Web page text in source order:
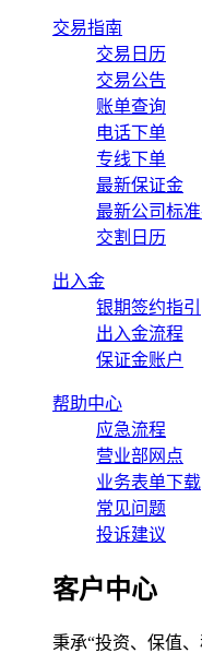
交易指南
交易日历
交易公告
账单查询
电话下单
专线下单
最新保证金
最新公司标
交割日历
出入金
银期签约指引
出入金流程
保证金账户
帮助中心
应急流程
营业部网点
业务表单下载
常见问题
投诉建议
客户中心
秉承“投资、保值